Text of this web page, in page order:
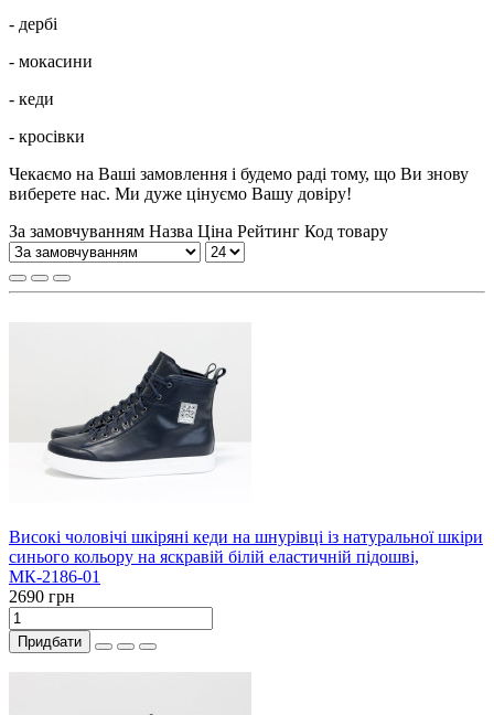
- дербі
- мокасини
- кеди
- кросівки
Чекаємо на Ваші замовлення і будемо раді тому, що Ви знову
виберете нас. Ми дуже цінуємо Вашу довіру!
За замовчуванням Назва Ціна Рейтинг Код товару
Високі чоловічі шкіряні кеди на шнурівці із натуральної шкіри
синього кольору на яскравій білій еластичній підошві,
МК-2186-01
2690 грн
Придбати